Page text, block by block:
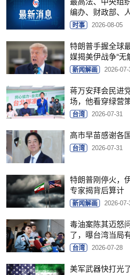
最高法、中央组
编办、财政部、
时事 2026-08-05
特朗普手握全球
媒揭美伊战争“无
新闻解画 2026-07-
蒋万安拜会民进
场，他看穿绿营
台湾 2026-07-31
高市早苗感谢各
台湾 2026-07-31
特朗普刚停火，
专家揭背后算计
新闻解画 2026-07-
毒油案陈其迈怒
了，曝台湾当局
台湾 2026-07-28
美军武器快打光